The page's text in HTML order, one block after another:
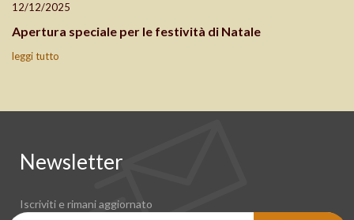
12/12/2025
Apertura speciale per le festività di Natale
leggi tutto
Newsletter
Iscriviti e rimani aggiornato